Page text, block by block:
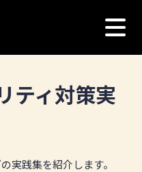
ティ対策実
実践集を紹介します。